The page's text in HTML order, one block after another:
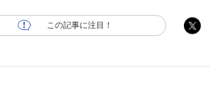
この記事に注目！